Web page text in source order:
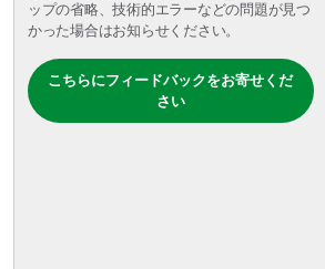
ップの省略、技術的エラーなどの問題が見つ
かった場合はお知らせください。
こちらにフィードバックをお寄せくだ
さい